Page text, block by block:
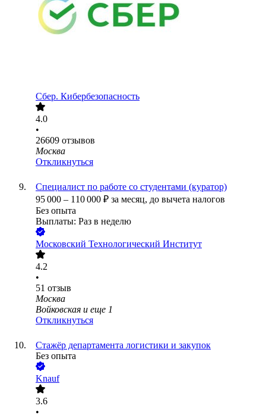
Сбер. Кибербезопасность
4.0
•
26609 отзывов
Москва
Откликнуться
Специалист по работе со студентами (куратор)
95 000 – 110 000 ₽ за месяц, до вычета налогов
Без опыта
Выплаты: Раз в неделю
Московский Технологический Институт
4.2
•
51 отзыв
Москва
Войковская и еще 1
Откликнуться
Стажёр департамента логистики и закупок
Без опыта
Knauf
3.6
•